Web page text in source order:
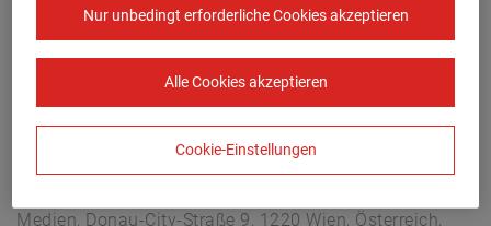
Medien, Donau-City-Straße 9, 1220 Wien, Österreich,
Nur unbedingt erforderliche Cookies akzeptieren
Alle Cookies akzeptieren
Cookie-Einstellungen